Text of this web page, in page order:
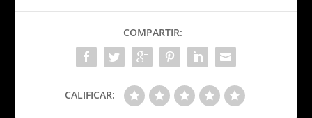
COMPARTIR:
CALIFICAR: